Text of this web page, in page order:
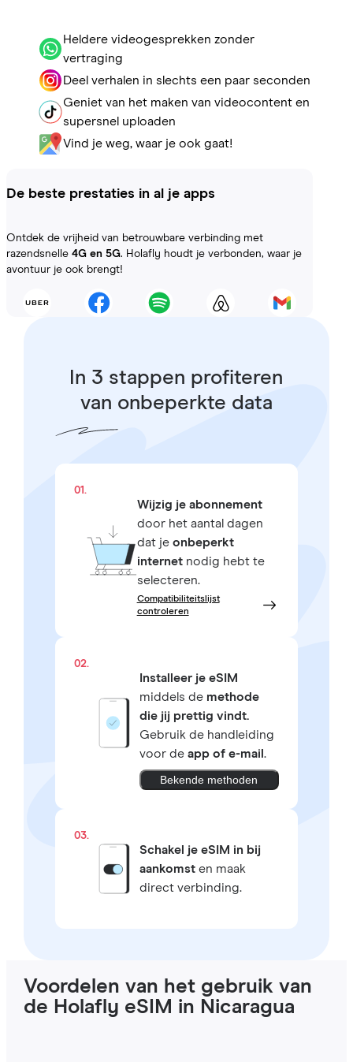
Heldere videogesprekken zonder
vertraging
Deel verhalen in slechts een paar seconden
Geniet van het maken van videocontent en
supersnel uploaden
Vind je weg, waar je ook gaat!
De beste prestaties in al je apps
Ontdek de vrijheid van betrouwbare verbinding met
razendsnelle 4G en 5G. Holafly houdt je verbonden, waar je
avontuur je ook brengt!
In 3 stappen profiteren
van onbeperkte data
01.
Wijzig je abonnement
door het aantal dagen
dat je onbeperkt
internetnodig hebt te
selecteren.
Compatibiliteitslijst
controleren
02.
Installeer je eSIM
middels de methode
die jij prettig vindt.
Gebruik de handleiding
voor de app of e-mail .
Bekende methoden
03.
Schakel je eSIM in bij
aankomsten maak
direct verbinding.
Voordelen van het gebruik van
de Holafly eSIM in Nicaragua